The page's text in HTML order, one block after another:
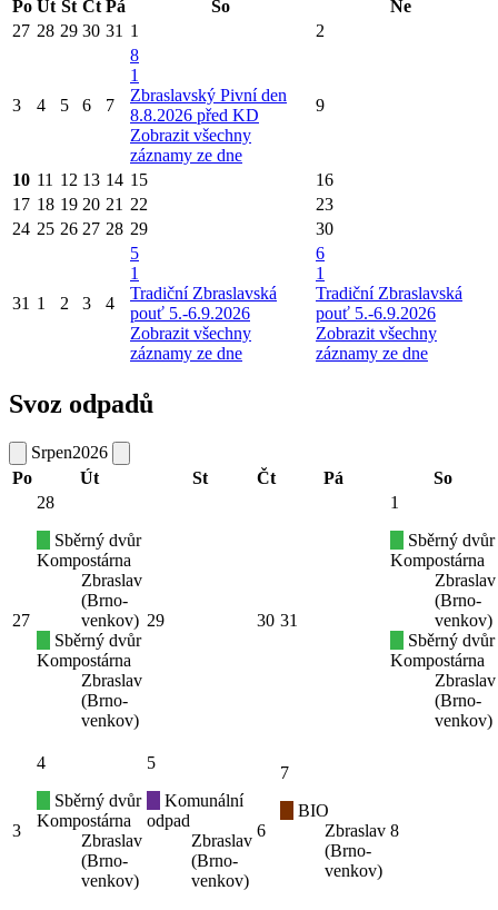
Po Út St Čt Pá So
Ne
27 28 29 30 31 1 2
3 4 5 6 7
8
1
Zbraslavský Pivní den
8.8.2026 před KD
Zobrazit všechny
záznamy ze dne
9
10 11 12 13 14 15
16
17 18 19 20 21 22
23
24 25 26 27 28 29 30
31 1 2 3 4
5
1
Tradiční Zbraslavská
pouť 5.-6.9.2026
Zobrazit všechny
záznamy ze dne
6
1
Tradiční Zbraslavská
pouť 5.-6.9.2026
Zobrazit všechny
záznamy ze dne
Svoz odpadů
Srpen2026
Po
Út St Čt Pá So
27
28
Sběrný dvůr
Kompostárna
Zbraslav
(Brno-
venkov)
Sběrný dvůr
Kompostárna
Zbraslav
(Brno-
venkov)
29 30 31
1
Sběrný dvůr
Kompostárna
Zbraslav
(Brno-
venkov)
Sběrný dvůr
Kompostárna
Zbraslav
(Brno-
venkov)
3
4
Sběrný dvůr
Kompostárna
Zbraslav
(Brno-
venkov)
5
Komunální
odpad
Zbraslav
(Brno-
venkov)
6
7
BIO
Zbraslav
(Brno-
venkov)
8